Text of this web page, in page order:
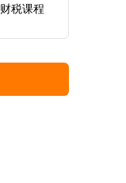
财税课程